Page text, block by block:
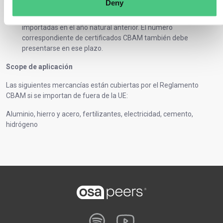
Deny
antes del 31 de mayo de cada año
natural para las emisiones asociadas a las mercancías
importadas en el año natural anterior. El número
correspondiente de certificados CBAM también debe
presentarse en ese plazo.
Scope de aplicación
Las siguientes mercancías están cubiertas por el Reglamento
CBAM si se importan de fuera de la UE:
Aluminio, hierro y acero, fertilizantes, electricidad, cemento,
hidrógeno